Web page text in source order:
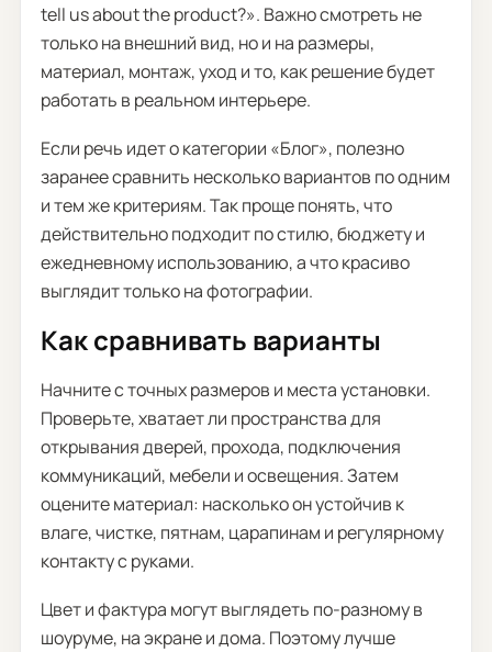
tell us about the product?». Важно смотреть не
только на внешний вид, но и на размеры,
материал, монтаж, уход и то, как решение будет
работать в реальном интерьере.
Если речь идет о категории «Блог», полезно
заранее сравнить несколько вариантов по одним
и тем же критериям. Так проще понять, что
действительно подходит по стилю, бюджету и
ежедневному использованию, а что красиво
выглядит только на фотографии.
Как сравнивать варианты
Начните с точных размеров и места установки.
Проверьте, хватает ли пространства для
открывания дверей, прохода, подключения
коммуникаций, мебели и освещения. Затем
оцените материал: насколько он устойчив к
влаге, чистке, пятнам, царапинам и регулярному
контакту с руками.
Цвет и фактура могут выглядеть по-разному в
шоуруме, на экране и дома. Поэтому лучше